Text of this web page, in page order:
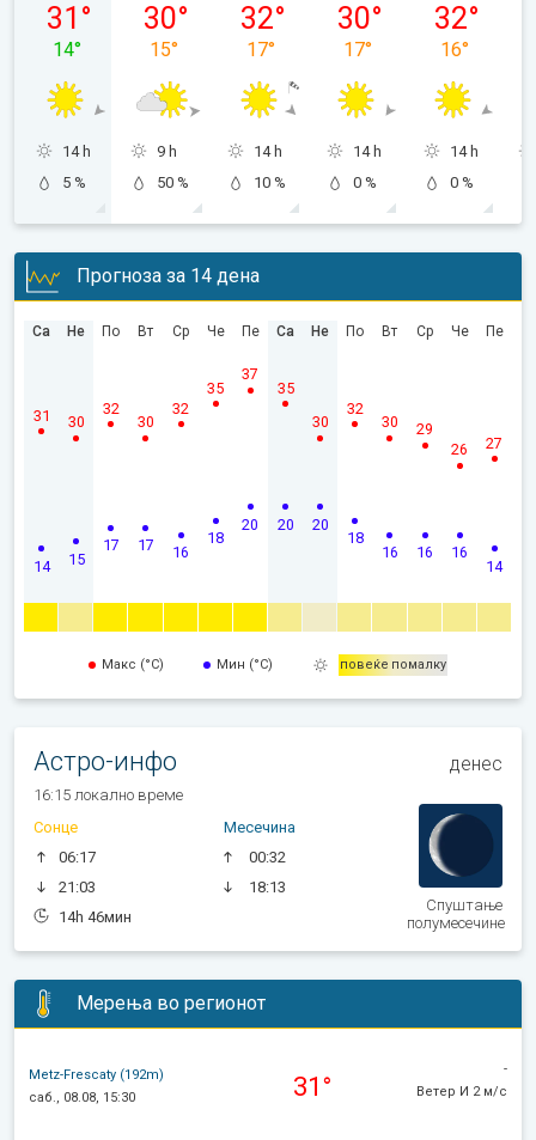
31 °
14°
14 h
5 %
30°
15°
9 h
50 %
32°
17°
14 h
10 %
30°
17°
14 h
0 %
32°
16°
14 h
0 %
Прогноза за 14 дена
Са
14
31
Не
15
30
По
17
32
Вт
17
30
Ср
16
32
Че
18
35
Пе
20
37
Са
20
35
Не
20
30
По
18
32
Вт
16
30
Ср
16
29
Че
16
26
Пе
14
27
Макс (°C) Мин (°C) повеќе помалку
Астро-инфо денес
16:15 локално време
Сонце
06:17
21:03
14h 46мин
Месечина
00:32
18:13
Спуштање
полумесечине
Мерења во регионот
Metz-Frescaty (192m)
саб., 08.08, 15:30
31°
-
Ветер И 2 м/с